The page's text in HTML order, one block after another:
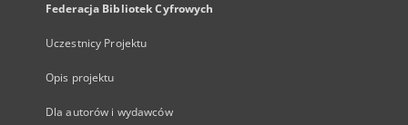
Federacja Bibliotek Cyfrowych
Uczestnicy Projektu
Opis projektu
Dla autorów i wydawców